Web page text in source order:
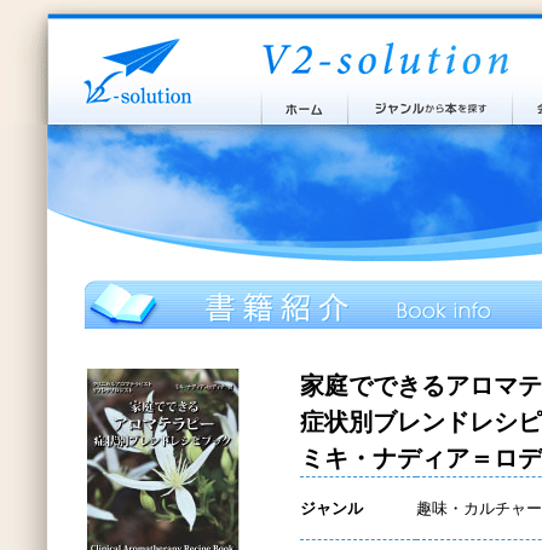
家庭でできるアロマ
症状別ブレンドレシ
ミキ・ナディア＝ロ
ジャンル 趣味・カルチャー